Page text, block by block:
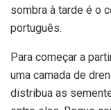
sombra à tarde é o
português.
Para começar a
uma camada de
distribua as